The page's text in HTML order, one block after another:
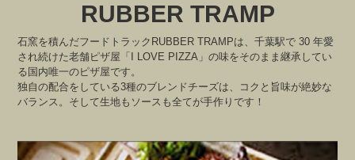
RUBBER TRAMP
石窯を積んだフードトラックRUBBER TRAMPは、千葉駅で 30 年愛
され続けた老舗ピザ屋「I LOVE PIZZA」の味をそのまま継承してい
る国内唯一のピザ屋です。
独自の配合をしている3種のブレンドチーズは、コクと旨味が絶妙な
バランス。そして生地もソースも全てが手作りです！